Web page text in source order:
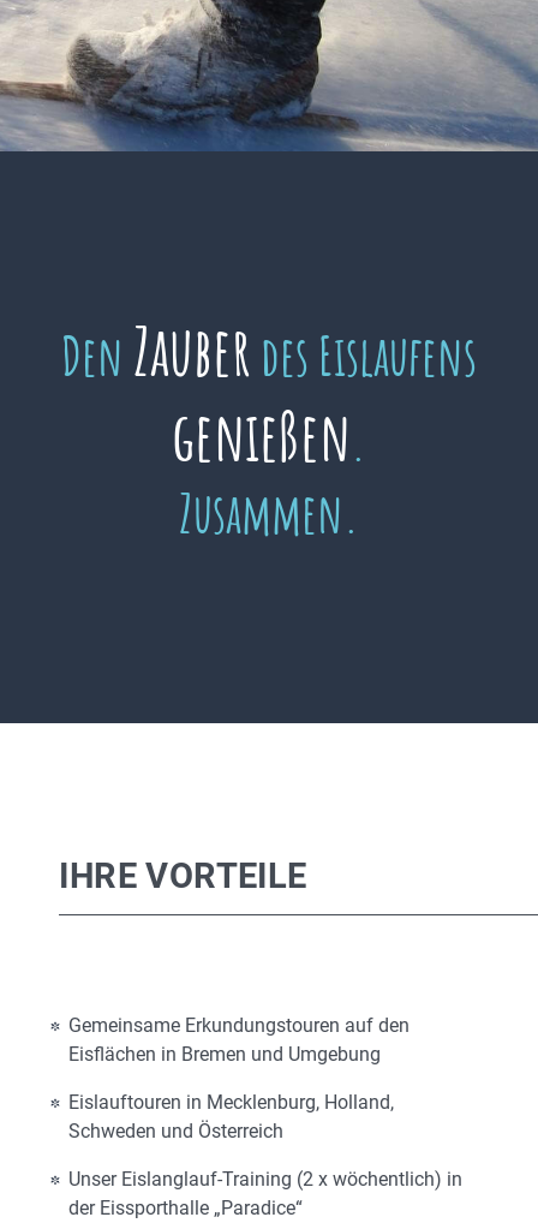
Den Zauber des Eislaufens
genießen.
Zusammen.
IHRE VORTEILE
Gemeinsame Erkundungstouren auf den
Eisflächen in Bremen und Umgebung
Eislauftouren in Mecklenburg, Holland,
Schweden und Österreich
Unser Eislanglauf-Training (2 x wöchentlich) in
der Eissporthalle „Paradice“